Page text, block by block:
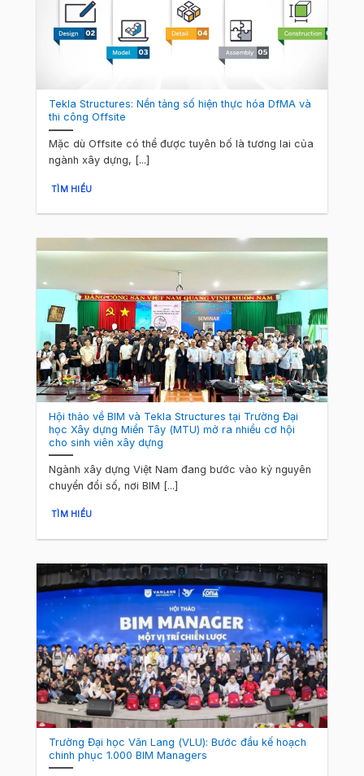
Tekla Structures: Nền tảng số hiện thực hóa DfMA và
thi công Offsite
Mặc dù Offsite có thể được tuyên bố là tương lai của
ngành xây dựng, [...]
TÌM HIỂU
Hội thảo về BIM và Tekla Structures tại Trường Đại
học Xây dựng Miền Tây (MTU) mở ra nhiều cơ hội
cho sinh viên xây dựng
Ngành xây dựng Việt Nam đang bước vào kỷ nguyên
chuyển đổi số, nơi BIM [...]
TÌM HIỂU
Trường Đại học Văn Lang (VLU): Bước đầu kế hoạch
chinh phục 1.000 BIM Managers